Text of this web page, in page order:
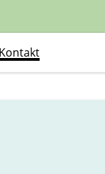
Kontakt